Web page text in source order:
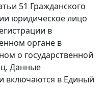
51 Гражданского
юридическое лицо
в
органе в
о государственной
Данные
включаются в Единый